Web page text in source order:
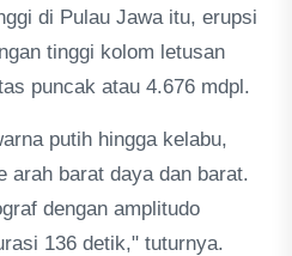
di Pulau Jawa itu, erupsi
tinggi kolom letusan
puncak atau 4.676 mdpl.
putih hingga kelabu,
arah barat daya dan barat.
dengan amplitudo
136 detik," tuturnya.